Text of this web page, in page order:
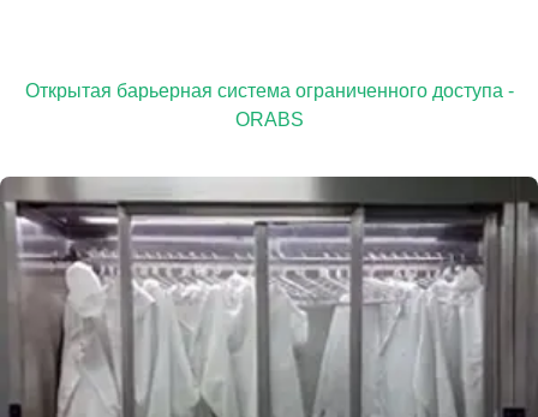
Открытая барьерная система ограниченного доступа -
ORABS